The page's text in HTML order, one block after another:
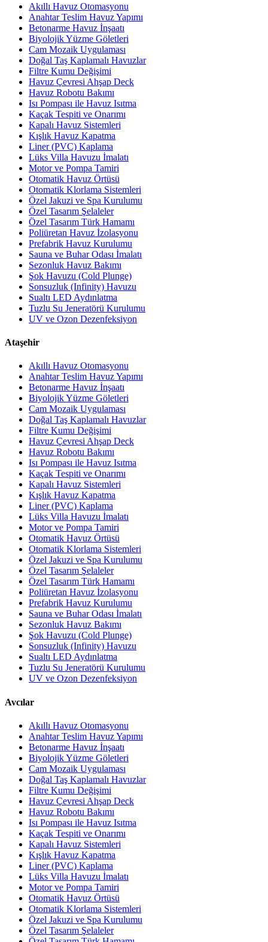
Akıllı Havuz Otomasyonu
Anahtar Teslim Havuz Yapımı
Betonarme Havuz İnşaatı
Biyolojik Yüzme Göletleri
Cam Mozaik Uygulaması
Doğal Taş Kaplamalı Havuzlar
Filtre Kumu Değişimi
Havuz Çevresi Ahşap Deck
Havuz Robotu Bakımı
Isı Pompası ile Havuz Isıtma
Kaçak Tespiti ve Onarımı
Kapalı Havuz Sistemleri
Kışlık Havuz Kapatma
Liner (PVC) Kaplama
Lüks Villa Havuzu İmalatı
Motor ve Pompa Tamiri
Otomatik Havuz Örtüsü
Otomatik Klorlama Sistemleri
Özel Jakuzi ve Spa Kurulumu
Özel Tasarım Şelaleler
Özel Tasarım Türk Hamamı
Poliüretan Havuz İzolasyonu
Prefabrik Havuz Kurulumu
Sauna ve Buhar Odası İmalatı
Sezonluk Havuz Bakımı
Şok Havuzu (Cold Plunge)
Sonsuzluk (Infinity) Havuzu
Sualtı LED Aydınlatma
Tuzlu Su Jeneratörü Kurulumu
UV ve Ozon Dezenfeksiyon
Ataşehir
Akıllı Havuz Otomasyonu
Anahtar Teslim Havuz Yapımı
Betonarme Havuz İnşaatı
Biyolojik Yüzme Göletleri
Cam Mozaik Uygulaması
Doğal Taş Kaplamalı Havuzlar
Filtre Kumu Değişimi
Havuz Çevresi Ahşap Deck
Havuz Robotu Bakımı
Isı Pompası ile Havuz Isıtma
Kaçak Tespiti ve Onarımı
Kapalı Havuz Sistemleri
Kışlık Havuz Kapatma
Liner (PVC) Kaplama
Lüks Villa Havuzu İmalatı
Motor ve Pompa Tamiri
Otomatik Havuz Örtüsü
Otomatik Klorlama Sistemleri
Özel Jakuzi ve Spa Kurulumu
Özel Tasarım Şelaleler
Özel Tasarım Türk Hamamı
Poliüretan Havuz İzolasyonu
Prefabrik Havuz Kurulumu
Sauna ve Buhar Odası İmalatı
Sezonluk Havuz Bakımı
Şok Havuzu (Cold Plunge)
Sonsuzluk (Infinity) Havuzu
Sualtı LED Aydınlatma
Tuzlu Su Jeneratörü Kurulumu
UV ve Ozon Dezenfeksiyon
Avcılar
Akıllı Havuz Otomasyonu
Anahtar Teslim Havuz Yapımı
Betonarme Havuz İnşaatı
Biyolojik Yüzme Göletleri
Cam Mozaik Uygulaması
Doğal Taş Kaplamalı Havuzlar
Filtre Kumu Değişimi
Havuz Çevresi Ahşap Deck
Havuz Robotu Bakımı
Isı Pompası ile Havuz Isıtma
Kaçak Tespiti ve Onarımı
Kapalı Havuz Sistemleri
Kışlık Havuz Kapatma
Liner (PVC) Kaplama
Lüks Villa Havuzu İmalatı
Motor ve Pompa Tamiri
Otomatik Havuz Örtüsü
Otomatik Klorlama Sistemleri
Özel Jakuzi ve Spa Kurulumu
Özel Tasarım Şelaleler